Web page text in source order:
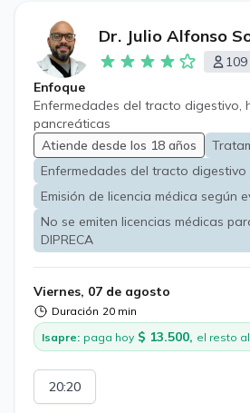
Dr. Julio Alfonso
109
Enfoque
Enfermedades del tracto digestivo,
pancreáticas
Atiende desde los 18 años
Enfermedades del tracto digestivo
Emisión de licencia médica según
No se emiten licencias médicas
DIPRECA
Viernes, 07 de agosto
Duración 20 min
Isapre: paga hoy $ 13.500, el resto
20:20